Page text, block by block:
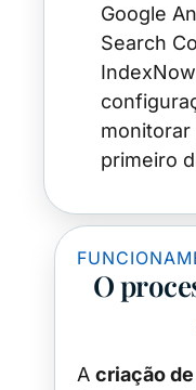
Google
Search
primeiro
O
A criação